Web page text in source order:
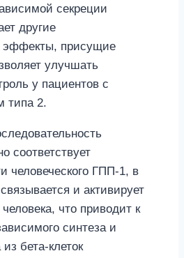
секреции
другие
эффекты, присущие
улучшать
у пациентов с
типа 2.
соответствует
человеческого ГПП-1, в
и активирует
что приводит к
синтеза и
бета-клеток